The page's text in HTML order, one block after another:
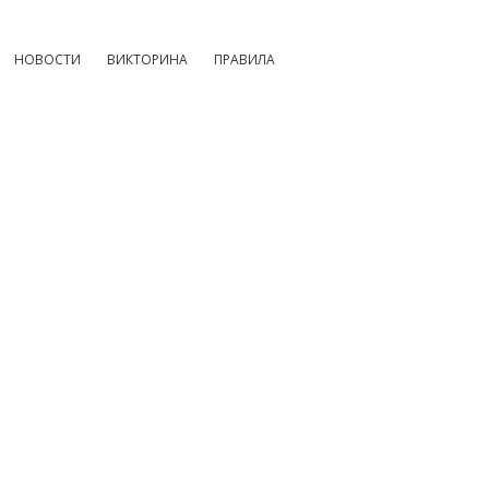
НОВОСТИ ВИКТОРИНА ПРАВИЛА